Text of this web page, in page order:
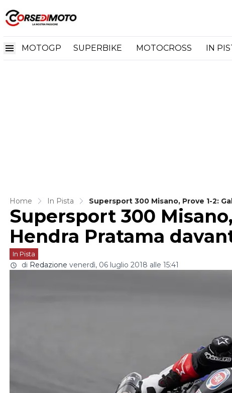
MOTOGP SUPERBIKE MOTOCROSS IN
Home In Pista Supersport 300 Misano, Prove 1-2:
Supersport 300
Hendra Pratama
In Pista
di Redazione venerdì, 06 luglio 2018 alle 15:41